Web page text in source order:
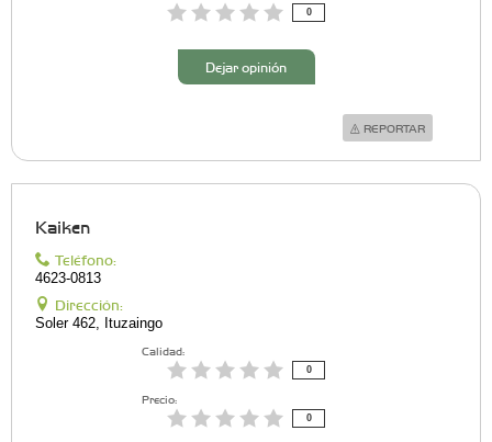
0
Dejar opinión
REPORTAR
Kaiken
Teléfono:
4623-0813
Dirección:
Soler 462, Ituzaingo
Calidad:
0
Precio:
0